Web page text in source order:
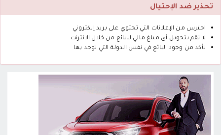
تحذير ضد الإحتيال
احترس من الإعلانات التي تحتوي على بريد إلكتروني
لا تقم بتحويل أى مبلغ مالي للبائع من خلال الانترنت
تأكد من وجود البائع في نفس الدولة التي توجد بها